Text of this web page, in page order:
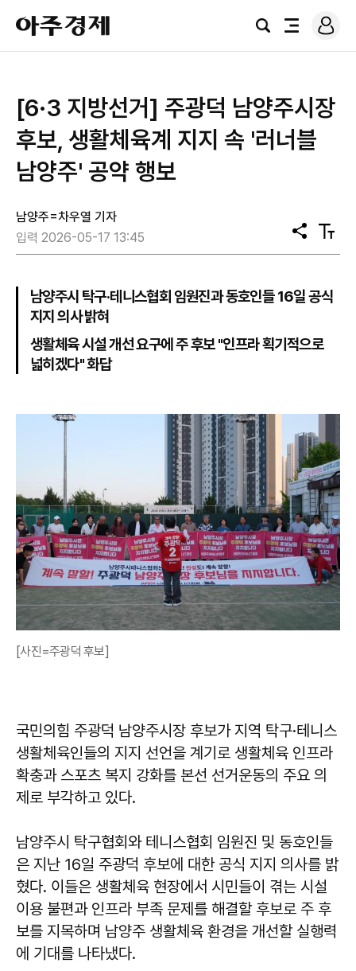
아
주
경
검
전
로
그
[6·3 지방선거] 주광덕 남양주시장
후보, 생활체육계 지지 속 '러너블
남양주' 공약 행보
남양주=차우열 기자
입력 2026-05-17 13:45
공
유
텍
스
기
남양주시 탁구·테니스협회 임원진과 동호인들 16일 공식
지지 의사 밝혀
생활체육 시설 개선 요구에 주 후보 "인프라 획기적으로
넓히겠다" 화답
[사진=주광덕 후보]
국민의힘 주광덕 남양주시장 후보가 지역 탁구·테니스
생활체육인들의 지지 선언을 계기로 생활체육 인프라
확충과 스포츠 복지 강화를 본선 선거운동의 주요 의
제로 부각하고 있다.
남양주시 탁구협회와 테니스협회 임원진 및 동호인들
은 지난 16일 주광덕 후보에 대한 공식 지지 의사를 밝
혔다. 이들은 생활체육 현장에서 시민들이 겪는 시설
이용 불편과 인프라 부족 문제를 해결할 후보로 주 후
보를 지목하며 남양주 생활체육 환경을 개선할 실행력
에 기대를 나타냈다.